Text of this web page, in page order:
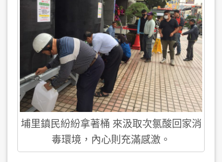
埔里鎮民紛紛拿著桶 來汲取次氯酸回家消
毒環境，內心則充滿感激。